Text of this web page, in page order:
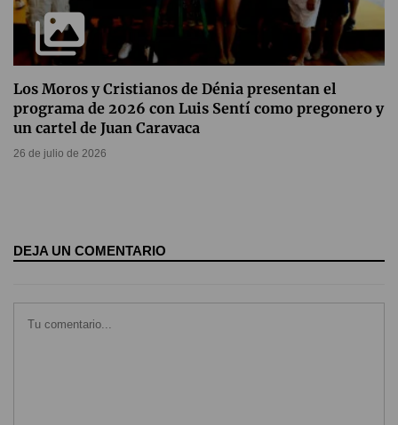
Los Moros y Cristianos de Dénia presentan el
programa de 2026 con Luis Sentí como pregonero y
un cartel de Juan Caravaca
26 de julio de 2026
DEJA UN COMENTARIO